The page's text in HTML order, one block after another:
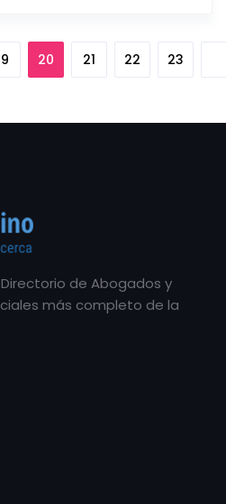
20 21 22 23
de Abogados y
más completo de la